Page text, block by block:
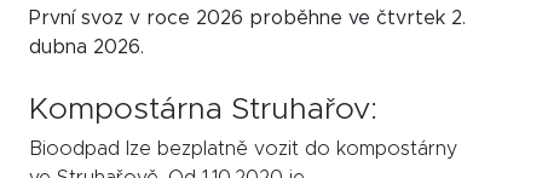
První svoz v roce 2026 proběhne ve čtvrtek 2.
dubna 2026.
Kompostárna Struhařov:
Bioodpad lze bezplatně vozit do kompostárny